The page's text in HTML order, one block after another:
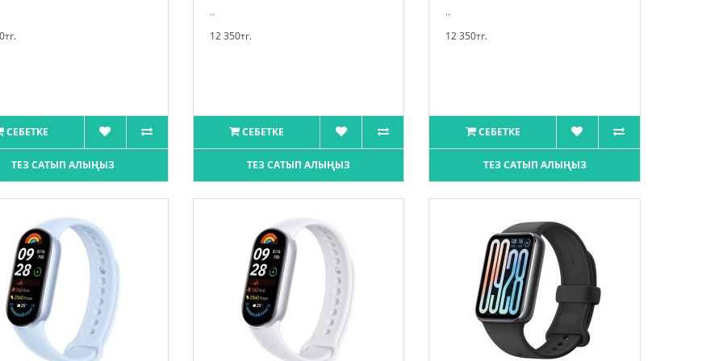
СЕБЕТКЕ
ТЕЗ САТЫП АЛЫҢЫЗ
..
12 350тг.
СЕБЕТКЕ
ТЕЗ САТЫП АЛЫҢЫЗ
..
12 350тг.
СЕБЕТКЕ
ТЕЗ САТЫП АЛЫҢЫЗ